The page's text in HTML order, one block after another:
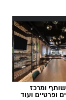
ומרכז
ופרטיים ועוד